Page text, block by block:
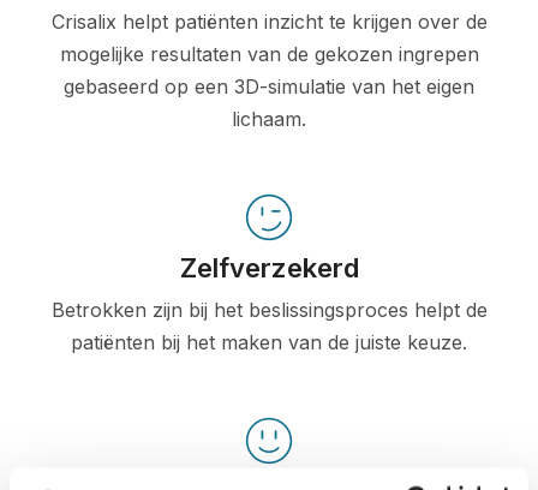
Crisalix helpt patiënten inzicht te krijgen over de
mogelijke resultaten van de gekozen ingrepen
gebaseerd op een 3D-simulatie van het eigen
lichaam.
Zelfverzekerd
Betrokken zijn bij het beslissingsproces helpt de
patiënten bij het maken van de juiste keuze.